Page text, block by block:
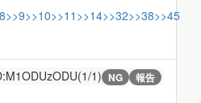
>>9>>10>>11 >>14>>32>>38>>45
1) NG 報告